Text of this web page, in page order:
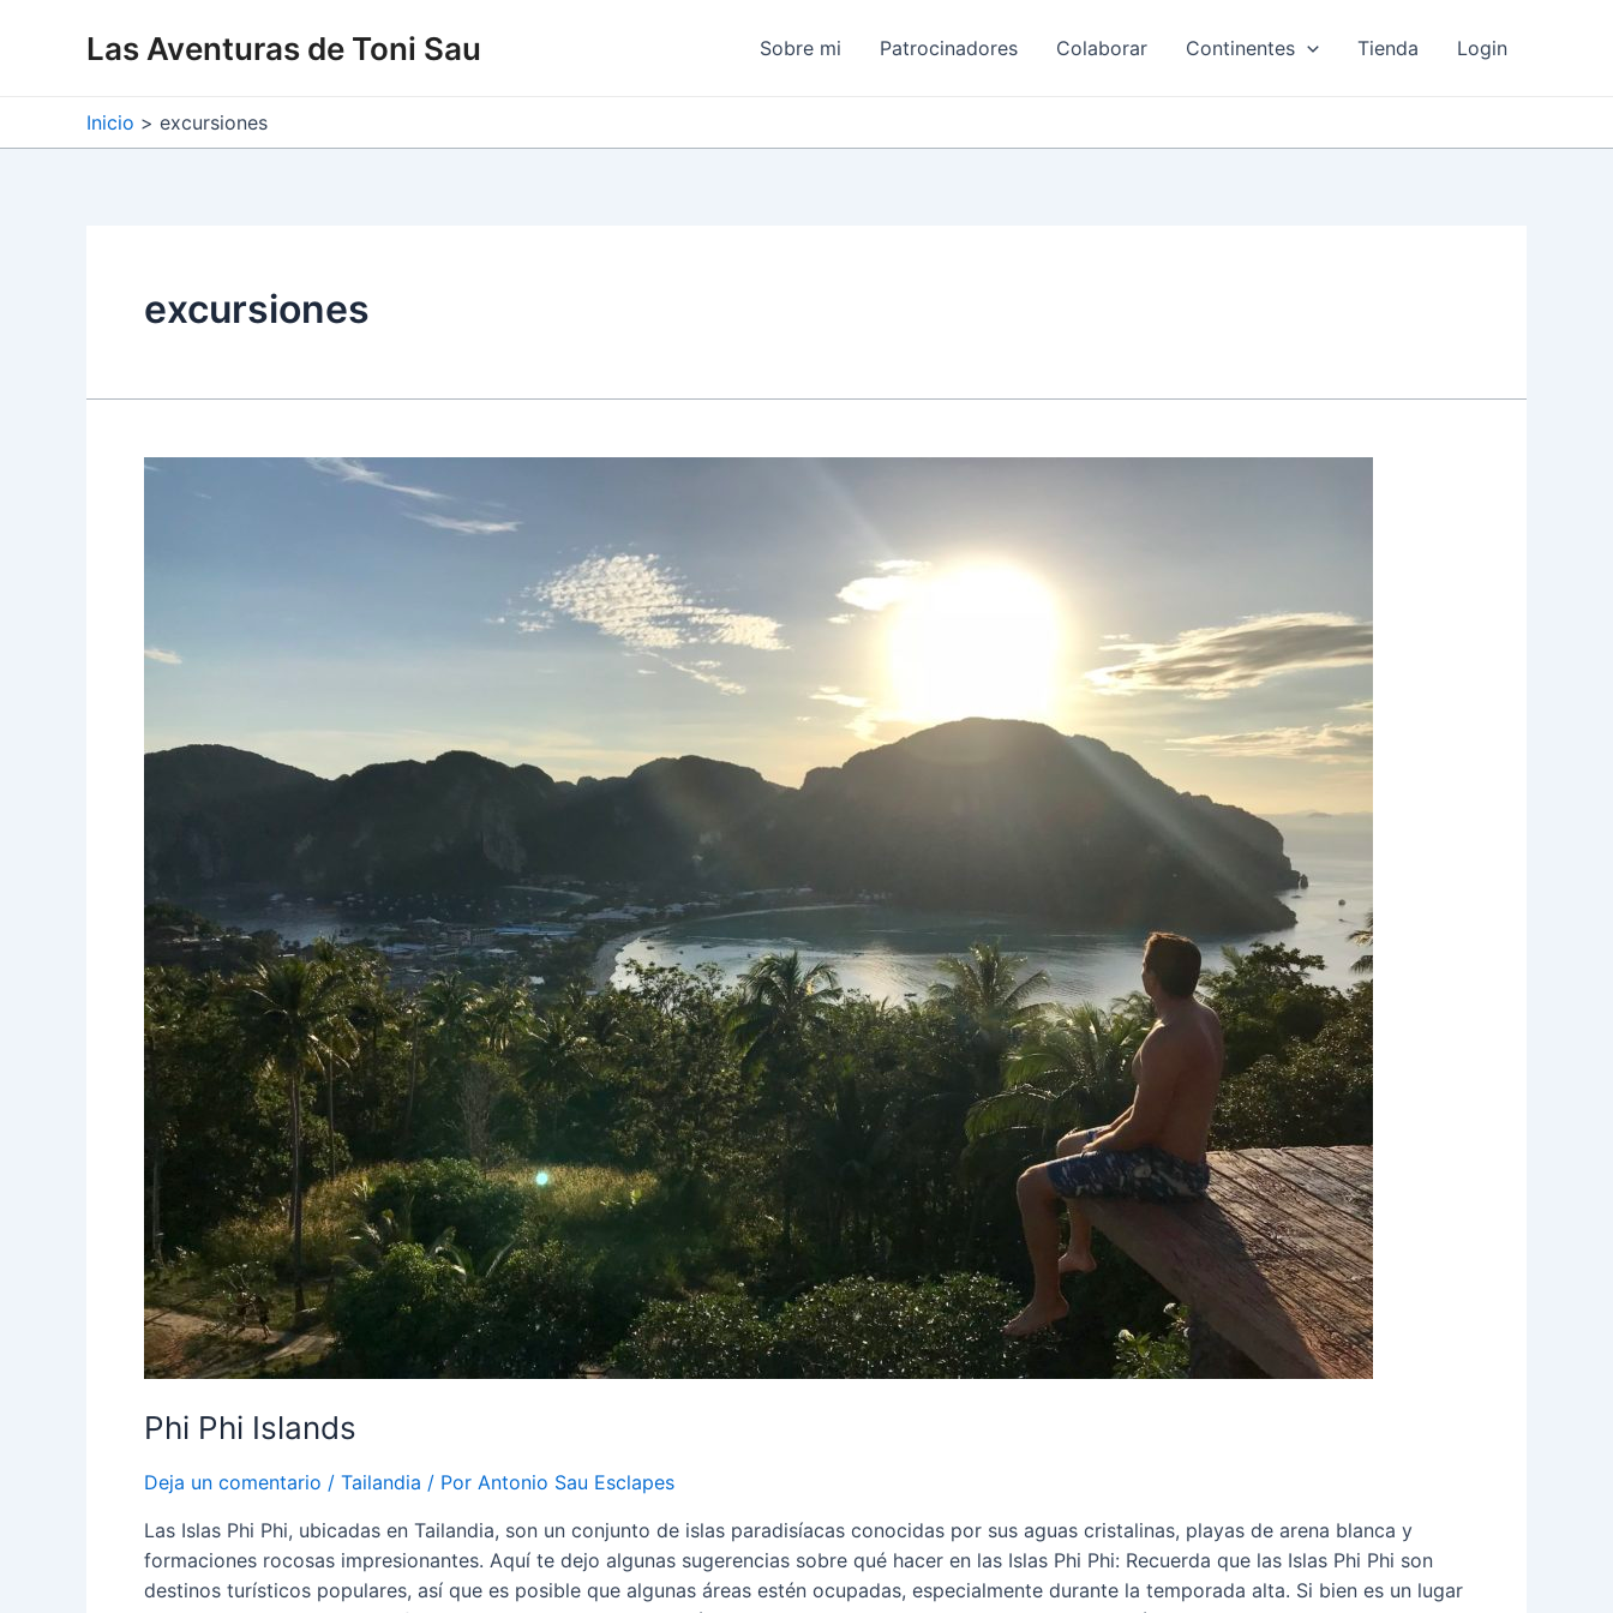
Las Aventuras de Toni Sau Sobre mi Patrocinadores Colaborar Continentes Tienda Login
Inicio excursiones
excursiones
Phi Phi Islands
Deja un comentario / Tailandia / Por Antonio Sau Esclapes
Las Islas Phi Phi, ubicadas en Tailandia, son un conjunto de islas paradisíacas conocidas por sus aguas cristalinas, playas de arena blanca y
formaciones rocosas impresionantes. Aquí te dejo algunas sugerencias sobre qué hacer en las Islas Phi Phi: Recuerda que las Islas Phi Phi son
destinos turísticos populares, así que es posible que algunas áreas estén ocupadas, especialmente durante la temporada alta. Si bien es un lugar